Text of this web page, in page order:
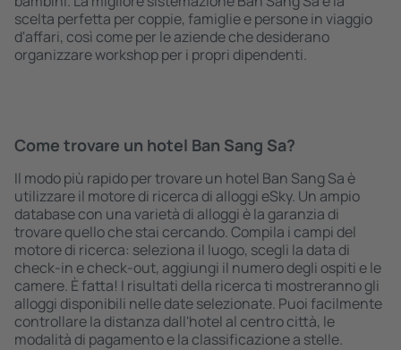
scelta perfetta per coppie, famiglie e persone in viaggio
d'affari, così come per le aziende che desiderano
organizzare workshop per i propri dipendenti.
Come trovare un hotel Ban Sang Sa?
Il modo più rapido per trovare un hotel Ban Sang Sa è
utilizzare il motore di ricerca di alloggi eSky. Un ampio
database con una varietà di alloggi è la garanzia di
trovare quello che stai cercando. Compila i campi del
motore di ricerca: seleziona il luogo, scegli la data di
check-in e check-out, aggiungi il numero degli ospiti e le
camere. È fatta! I risultati della ricerca ti mostreranno gli
alloggi disponibili nelle date selezionate. Puoi facilmente
controllare la distanza dall'hotel al centro città, le
modalità di pagamento e la classificazione a stelle.